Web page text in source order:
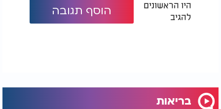
היו הראשונים
להגיב
הוסף תגובה
בריאות